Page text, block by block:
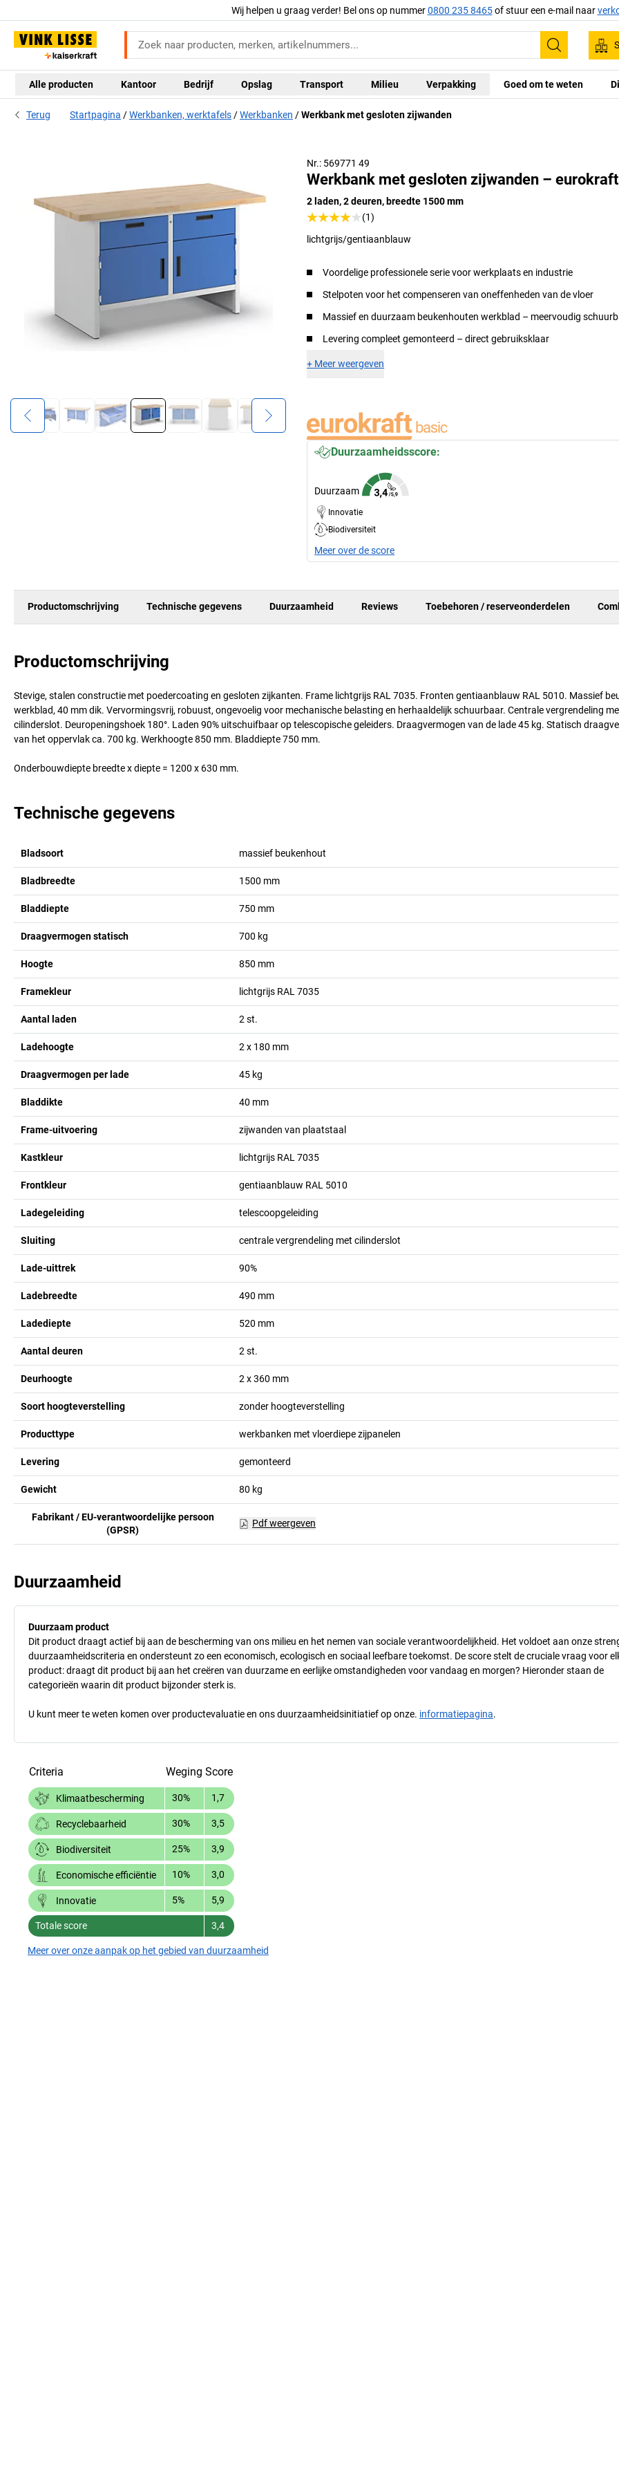
Wij helpen u graag verder! Bel ons op nummer0800 235 8465of stuur een e-mail naar
Zoeken
Alle producten Kantoor Bedrijf Opslag Transport Milieu Verpakking Goed om te weten
Terug Startpagina Werkbanken, werktafels Werkbanken Werkbank met gesloten zijwanden
Nr.: 569771 49
Werkbank met gesloten zijwanden –
2 laden, 2 deuren, breedte 1500 mm
(1)
lichtgrijs/gentiaanblauw
Voordelige professionele serie voor werkplaats en industrie
Stelpoten voor het compenseren van oneffenheden van de vloer
Massief en duurzaam beukenhouten werkblad – meervoudig
Levering compleet gemonteerd – direct gebruiksklaar
+ Meer weergeven
Duurzaamheidsscore:
Duurzaam
Innovatie
Biodiversiteit
Meer over de score
Productomschrijving Technische gegevens Duurzaamheid Reviews Toebehoren / reserveonderdelen
Productomschrijving
Stevige, stalen constructie met poedercoating en gesloten zijkanten. Frame lichtgrijs RAL 7035. Fronten gentiaanblauw RAL 5010. Massief
werkblad, 40 mm dik. Vervormingsvrij, robuust, ongevoelig voor mechanische belasting en herhaaldelijk schuurbaar. Centrale vergrendeling
cilinderslot. Deuropeningshoek 180°. Laden 90% uitschuifbaar op telescopische geleiders. Draagvermogen van de lade 45 kg. Statisch
van het oppervlak ca. 700 kg. Werkhoogte 850 mm. Bladdiepte 750 mm.
Onderbouwdiepte breedte x diepte = 1200 x 630 mm.
Technische gegevens
Bladsoort massief beukenhout
Bladbreedte 1500 mm
Bladdiepte 750 mm
Draagvermogen statisch 700 kg
Hoogte 850 mm
Framekleur lichtgrijs RAL 7035
Aantal laden 2 st.
Ladehoogte 2 x 180 mm
Draagvermogen per lade 45 kg
Bladdikte 40 mm
Frame-uitvoering zijwanden van plaatstaal
Kastkleur lichtgrijs RAL 7035
Frontkleur gentiaanblauw RAL 5010
Ladegeleiding telescoopgeleiding
Sluiting centrale vergrendeling met cilinderslot
Lade-uittrek 90%
Ladebreedte 490 mm
Ladediepte 520 mm
Aantal deuren 2 st.
Deurhoogte 2 x 360 mm
Soort hoogteverstelling zonder hoogteverstelling
Producttype werkbanken met vloerdiepe zijpanelen
Levering gemonteerd
Gewicht 80 kg
Fabrikant / EU-verantwoordelijke persoon
(GPSR)
Pdf weergeven
Duurzaamheid
Duurzaam product
Dit product draagt actief bij aan de bescherming van ons milieu en het nemen van sociale verantwoordelijkheid. Het voldoet aan onze
duurzaamheidscriteria en ondersteunt zo een economisch, ecologisch en sociaal leefbare toekomst. De score stelt de cruciale vraag voor
product: draagt dit product bij aan het creëren van duurzame en eerlijke omstandigheden voor vandaag en morgen? Hieronder staan de
categorieën waarin dit product bijzonder sterk is.
U kunt meer te weten komen over productevaluatie en ons duurzaamheidsinitiatief op onze. informatiepagina.
Criteria Weging Score
Klimaatbescherming 30% 1,7
Recyclebaarheid 30% 3,5
Biodiversiteit 25% 3,9
Economische efficiëntie 10% 3,0
Innovatie 5% 5,9
Totale score 3,4
Meer over onze aanpak op het gebied van duurzaamheid